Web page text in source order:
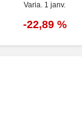
Varia. 1 janv.
-22,89 %